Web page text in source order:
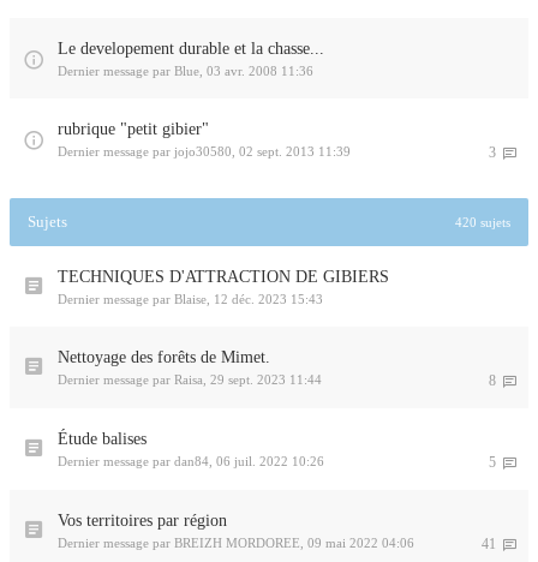
Le developement durable et la chasse...
Dernier message par Blue 03 avr. 2008 11:36
rubrique "petit gibier"
3
Dernier message par jojo30580 02 sept. 2013 11:39
Sujets 420 sujets
TECHNIQUES D'ATTRACTION DE GIBIERS
Dernier message par Blaise 12 déc. 2023 15:43
Nettoyage des forêts de Mimet.
8
Dernier message par Raisa 29 sept. 2023 11:44
Étude balises
5
Dernier message par dan84 06 juil. 2022 10:26
Vos territoires par région
41
Dernier message par BREIZH MORDOREE 09 mai 2022 04:06